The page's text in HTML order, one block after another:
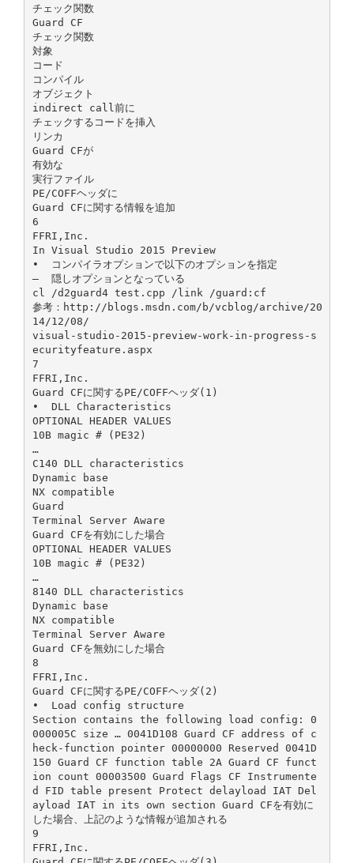
チェック関数
Guard CF
チェック関数
対象
コード
コンパイル
オブジェクト
indirect call前に
チェックするコードを挿入
リンカ
Guard CFが
有効な
実行ファイル
PE/COFFヘッダに
Guard CFに関する情報を追加
6
FFRI,Inc.
In Visual Studio 2015 Preview
• コンパイラオプションで以下のオプションを指定
– 隠しオプションとなっている
cl /d2guard4 test.cpp /link /guard:cf
参考：http://blogs.msdn.com/b/vcblog/archive/20
14/12/08/
visual-studio-2015-preview-work-in-progress-s
ecurityfeature.aspx
7
FFRI,Inc.
Guard CFに関するPE/COFFヘッダ(1)
• DLL Characteristics
OPTIONAL HEADER VALUES
10B magic # (PE32)
…
C140 DLL characteristics
Dynamic base
NX compatible
Guard
Terminal Server Aware
Guard CFを有効にした場合
OPTIONAL HEADER VALUES
10B magic # (PE32)
…
8140 DLL characteristics
Dynamic base
NX compatible
Terminal Server Aware
Guard CFを無効にした場合
8
FFRI,Inc.
Guard CFに関するPE/COFFヘッダ(2)
• Load config structure
Section contains the following load config: 0
000005C size … 0041D108 Guard CF address of c
heck-function pointer 00000000 Reserved 0041D
150 Guard CF function table 2A Guard CF funct
ion count 00003500 Guard Flags CF Instrumente
d FID table present Protect delayload IAT Del
ayload IAT in its own section Guard CFを有効に
した場合、上記のような情報が追加される
9
FFRI,Inc.